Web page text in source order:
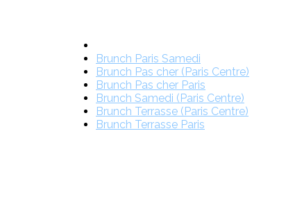
Brunch Paris Samedi
Brunch Pas cher (Paris Centre)
Brunch Pas cher Paris
Brunch Samedi (Paris Centre)
Brunch Terrasse (Paris Centre)
Brunch Terrasse Paris